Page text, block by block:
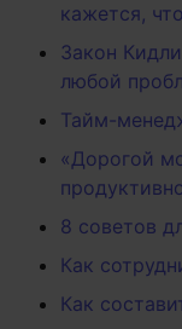
кажется,
Закон
любой
Тайм-
«Дорогой
8 советов
Как
Как